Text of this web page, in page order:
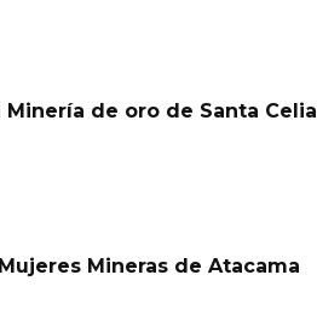
de oro de Santa Celia
Mineras de Atacama